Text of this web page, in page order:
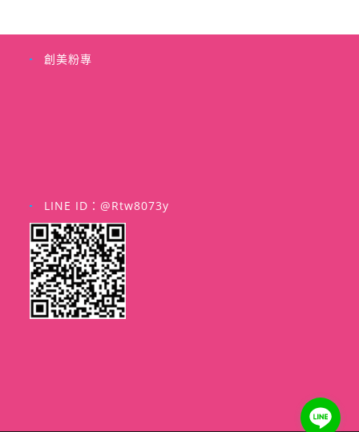
創美粉專
LINE ID：@rtw8073y